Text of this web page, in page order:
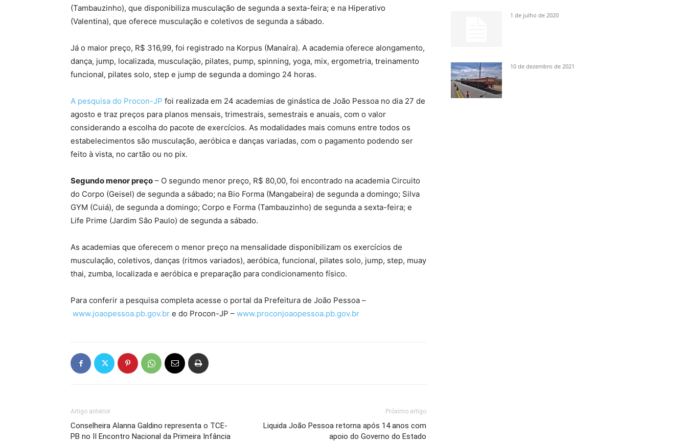
(Tambauzinho), que disponibiliza musculação de segunda a sexta-feira; e na Hiperativo
(Valentina), que oferece musculação e coletivos de segunda a sábado.
Já o maior preço, R$ 316,99, foi registrado na Korpus (Manaíra). A academia oferece alongamento,
dança, jump, localizada, musculaçäo, pilates, pump, spinning, yoga, mix, ergometria, treinamento
funcional, pilates solo, step e jump de segunda a domingo 24 horas.
A pesquisa do Procon-JP foi realizada em 24 academias de ginástica de João Pessoa no dia 27 de
agosto e traz preços para planos mensais, trimestrais, semestrais e anuais, com o valor
considerando a escolha do pacote de exercícios. As modalidades mais comuns entre todos os
estabelecimentos são musculação, aeróbica e danças variadas, com o pagamento podendo ser
feito à vista, no cartão ou no pix.
Segundo menor preço – O segundo menor preço, R$ 80,00, foi encontrado na academia Circuito
do Corpo (Geisel) de segunda a sábado; na Bio Forma (Mangabeira) de segunda a domingo; Silva
GYM (Cuiá), de segunda a domingo; Corpo e Forma (Tambauzinho) de segunda a sexta-feira; e
Life Prime (Jardim São Paulo) de segunda a sábado.
As academias que oferecem o menor preço na mensalidade disponibilizam os exercícios de
musculação, coletivos, danças (ritmos variados), aeróbica, funcional, pilates solo, jump, step, muay
thai, zumba, localizada e aeróbica e preparação para condicionamento físico.
Para conferir a pesquisa completa acesse o portal da Prefeitura de João Pessoa –
www.joaopessoa.pb.gov.br e do Procon-JP – www.proconjoaopessoa.pb.gov.br
Artigo anterior
Conselheira Alanna Galdino representa o TCE-
PB no II Encontro Nacional da Primeira Infância
Próximo artigo
Liquida João Pessoa retorna após 14 anos com
apoio do Governo do Estado
1 de julho de 2020
10 de dezembro de 2021